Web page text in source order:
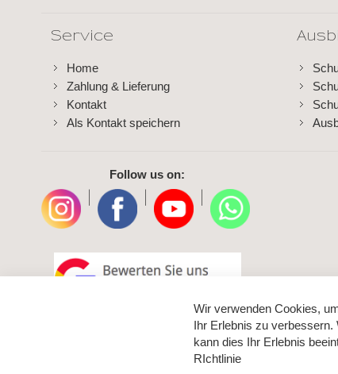
Service
Home
Zahlung & Lieferung
Kontakt
Als Kontakt speichern
Follow us on:
Wir verwenden Cookies,
Ihr Erlebnis zu verbessern.
kann dies Ihr Erlebnis
RIchtlinie